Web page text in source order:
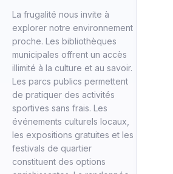
La frugalité nous invite à
explorer notre environnement
proche. Les bibliothèques
municipales offrent un accès
illimité à la culture et au savoir.
Les parcs publics permettent
de pratiquer des activités
sportives sans frais. Les
événements culturels locaux,
les expositions gratuites et les
festivals de quartier
constituent des options